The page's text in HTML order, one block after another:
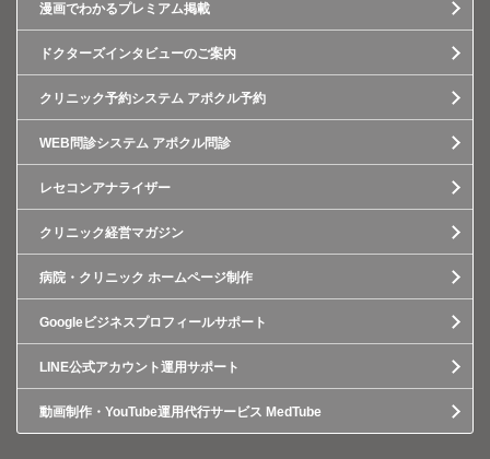
漫画でわかるプレミアム掲載
ドクターズインタビューのご案内
クリニック予約システム アポクル予約
WEB問診システム アポクル問診
レセコンアナライザー
クリニック経営マガジン
病院・クリニック ホームページ制作
Googleビジネスプロフィールサポート
LINE公式アカウント運用サポート
動画制作・YouTube運用代行サービス MedTube